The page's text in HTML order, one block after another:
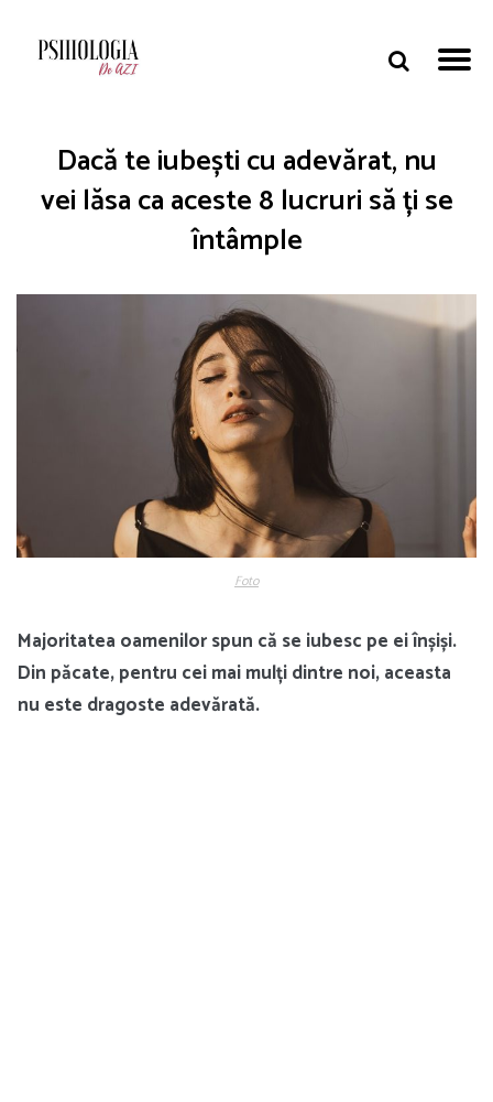
Dacă te iubești cu adevărat, nu
vei lăsa ca aceste 8 lucruri să ți se
întâmple
Foto
Majoritatea oamenilor spun că se iubesc pe ei înșiși.
Din păcate, pentru cei mai mulți dintre noi, aceasta
nu este dragoste adevărată.